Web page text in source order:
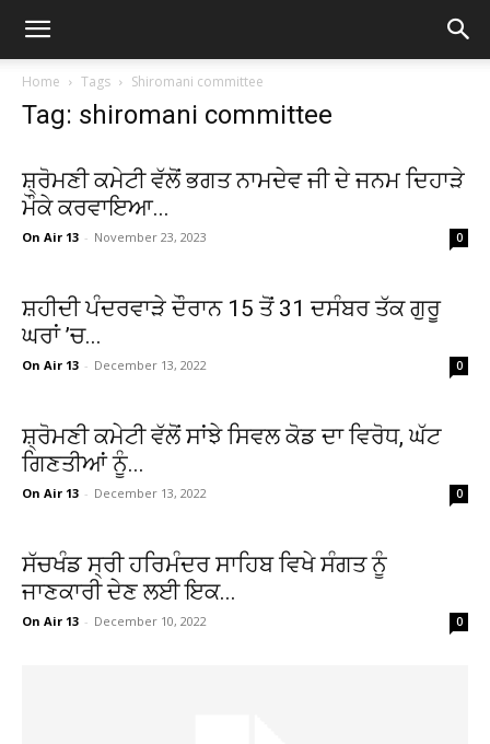
Home Tags Shiromani committee
Tag: shiromani committee
ਸ਼੍ਰੋਮਣੀ ਕਮੇਟੀ ਵੱਲੋਂ ਭਗਤ ਨਾਮਦੇਵ ਜੀ ਦੇ ਜਨਮ ਦਿਹਾੜੇ
ਮੌਕੇ ਕਰਵਾਇਆ...
On Air 13 - November 23, 2023 0
ਸ਼ਹੀਦੀ ਪੰਦਰਵਾੜੇ ਦੌਰਾਨ 15 ਤੋਂ 31 ਦਸੰਬਰ ਤੱਕ ਗੁਰੂ
ਘਰਾਂ ’ਚ...
On Air 13 - December 13, 2022 0
ਸ਼੍ਰੋਮਣੀ ਕਮੇਟੀ ਵੱਲੋਂ ਸਾਂਝੇ ਸਿਵਲ ਕੋਡ ਦਾ ਵਿਰੋਧ, ਘੱਟ
ਗਿਣਤੀਆਂ ਨੂੰ...
On Air 13 - December 13, 2022 0
ਸੱਚਖੰਡ ਸ੍ਰੀ ਹਰਿਮੰਦਰ ਸਾਹਿਬ ਵਿਖੇ ਸੰਗਤ ਨੂੰ
ਜਾਣਕਾਰੀ ਦੇਣ ਲਈ ਇਕ...
On Air 13 - December 10, 2022 0